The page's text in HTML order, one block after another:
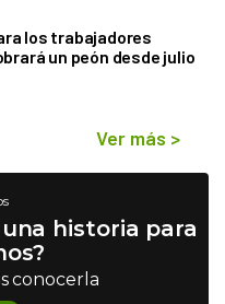
los trabajadores
un peón desde julio
Ver más >
una historia para
conocerla